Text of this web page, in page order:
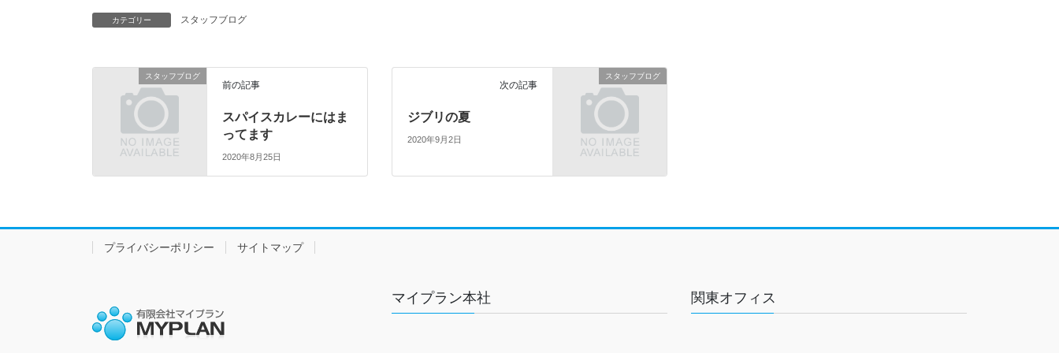
カテゴリー スタッフブログ
スタッフブログ
前の記事
スパイスカレーにはま
ってます
2020年8月25日
スタッフブログ
次の記事
ジブリの夏
2020年9月2日
プライバシーポリシー サイトマップ
マイプラン本社 関東オフィス